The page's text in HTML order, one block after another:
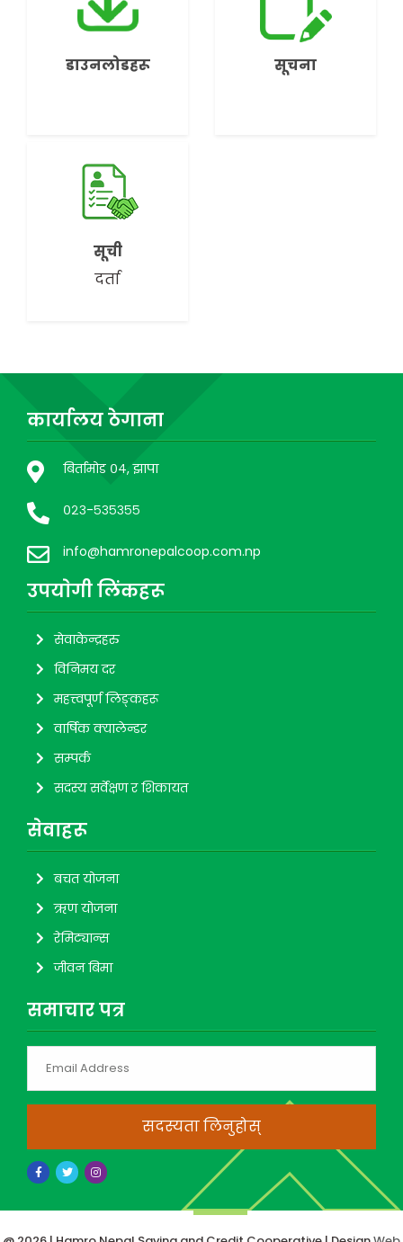
डाउनलोडहरू सूचना
सूची
दर्ता
कार्यालय ठेगाना
बिर्तामोड ०४, झापा
०२३-५३५३५५
info@hamronepalcoop.com.np
उपयाेगी लिंकहरू
सेवाकेन्द्रहरु
विनिमय दर
महत्त्वपूर्ण लिङ्कहरू
वार्षिक क्यालेन्डर
सम्पर्क
सदस्य सर्वेक्षण र शिकायत
सेवाहरू
बचत योजना
ऋण योजना
रेमिट्यान्स
जीवन बिमा
समाचार पत्र
सदस्यता लिनुहोस्